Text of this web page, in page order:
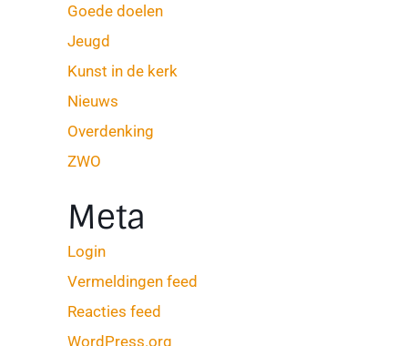
Goede doelen
Jeugd
Kunst in de kerk
Nieuws
Overdenking
ZWO
Meta
Login
Vermeldingen feed
Reacties feed
WordPress.org